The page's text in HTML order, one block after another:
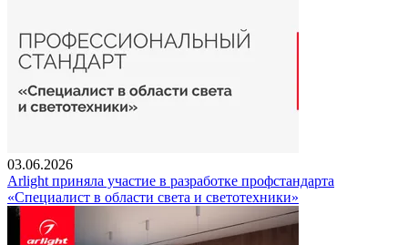
03.06.2026
Arlight приняла участие в разработке профстандарта
«Специалист в области света и светотехники»